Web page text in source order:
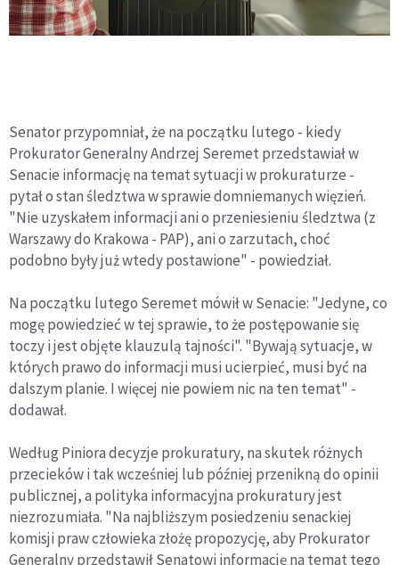
Senator przypomniał, że na początku lutego - kiedy
Prokurator Generalny Andrzej Seremet przedstawiał w
Senacie informację na temat sytuacji w prokuraturze -
pytał o stan śledztwa w sprawie domniemanych więzień.
"Nie uzyskałem informacji ani o przeniesieniu śledztwa (z
Warszawy do Krakowa - PAP), ani o zarzutach, choć
podobno były już wtedy postawione" - powiedział.
Na początku lutego Seremet mówił w Senacie: "Jedyne, co
mogę powiedzieć w tej sprawie, to że postępowanie się
toczy i jest objęte klauzulą tajności". "Bywają sytuacje, w
których prawo do informacji musi ucierpieć, musi być na
dalszym planie. I więcej nie powiem nic na ten temat" -
dodawał.
Według Piniora decyzje prokuratury, na skutek różnych
przecieków i tak wcześniej lub później przenikną do opinii
publicznej, a polityka informacyjna prokuratury jest
niezrozumiała. "Na najbliższym posiedzeniu senackiej
komisji praw człowieka złożę propozycję, aby Prokurator
Generalny przedstawił Senatowi informację na temat tego